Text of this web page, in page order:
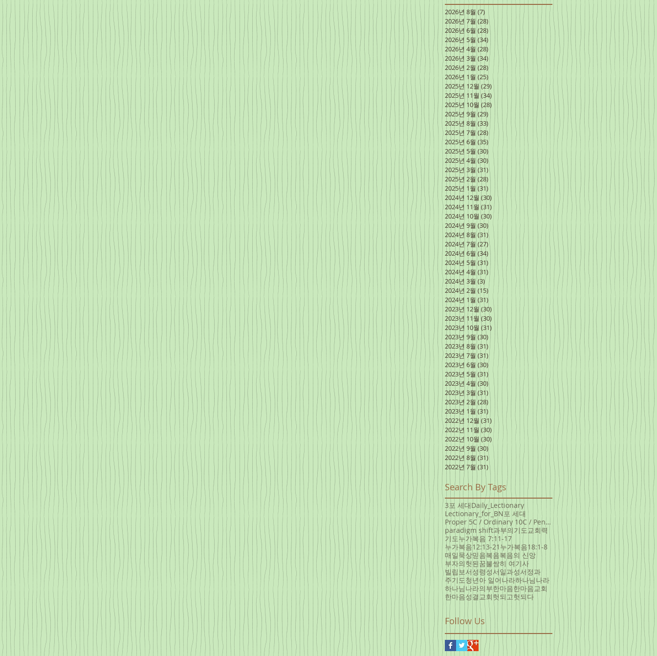
2026년 8월 (7) 게시물 7개
2026년 7월 (28)게시물 28개
2026년 6월 (28)게시물 28개
2026년 5월 (34) 게시물 34개
2026년 4월 (28)게시물 28개
2026년 3월 (34)게시물 34개
2026년 2월 (28)게시물 28개
2026년 1월 (25) 게시물 25개
2025년 12월 (29)게시물 29개
2025년 11월 (34)
2025년 10월 (28) 게시물 28개
2025년 9월 (29) 게시물 29개
2025년 8월 (33)게시물 33개
2025년 7월 (28) 게시물 28개
2025년 6월 (35)게시물 35개
2025년 5월 (30) 게시물 30개
2025년 4월 (30)게시물 30개
2025년 3월 (31)게시물 31개
2025년 2월 (28)게시물 28개
2025년 1월 (31) 게시물 31개
2024년 12월 (30) 게시물 30개
2024년 11월 (31) 게시물 31개
2024년 10월 (30) 게시물 30개
2024년 9월 (30) 게시물 30개
2024년 8월 (31)게시물 31개
2024년 7월 (27)게시물 27개
2024년 6월 (34)게시물 34개
2024년 5월 (31) 게시물 31개
2024년 4월 (31) 게시물 31개
2024년 3월 (3)게시물 3개
2024년 2월 (15)게시물 15개
2024년 1월 (31) 게시물 31개
2023년 12월 (30) 게시물 30개
2023년 11월 (30) 게시물 30개
2023년 10월 (31) 게시물 31개
2023년 9월 (30) 게시물 30개
2023년 8월 (31) 게시물 31개
2023년 7월 (31)게시물 31개
2023년 6월 (30) 게시물 30개
2023년 5월 (31) 게시물 31개
2023년 4월 (30)게시물 30개
2023년 3월 (31)게시물 31개
2023년 2월 (28) 게시물 28개
2023년 1월 (31) 게시물 31개
2022년 12월 (31) 게시물 31개
2022년 11월 (30) 게시물 30개
2022년 10월 (30)게시물 30개
2022년 9월 (30) 게시물 30개
2022년 8월 (31)게시물 31개
2022년 7월 (31)게시물 31개
Search By Tags
3포 세대Daily_Lectionary
Lectionary_for_BN포 세대
Proper 5C / Ordinary 10C / Pentecost +3 June 5, 20
paradigm shift과부의기도 교회력
기도누가복음 7:11-17
누가복음12:13-21 누가복음18:1-8
매일묵상믿음복음복음의 신앙
부자의헛된꿈불쌍히 여기사
빌립보서성령성서일과성서정과
주기도청년아 일어나라하나님나라
하나님나라의부한마음한마음교회
한마음성결교회헛되고헛되다
Follow Us